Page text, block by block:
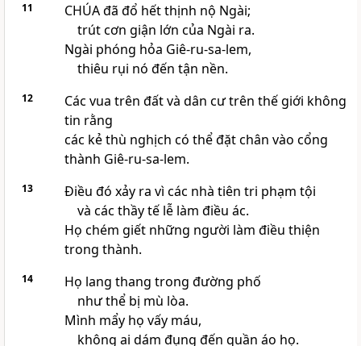
11
CHÚA đã đổ hết thịnh nộ Ngài;
trút cơn giận lớn của Ngài ra.
Ngài phóng hỏa Giê-ru-sa-lem,
thiêu rụi nó đến tận nền.
12
Các vua trên đất và dân cư trên thế giới không
tin rằng
các kẻ thù nghịch có thể đặt chân vào cổng
thành Giê-ru-sa-lem.
13
Điều đó xảy ra vì các nhà tiên tri phạm tội
và các thầy tế lễ làm điều ác.
Họ chém giết những người làm điều thiện
trong thành.
14
Họ lang thang trong đường phố
như thể bị mù lòa.
Mình mẩy họ vấy máu,
không ai dám đụng đến quần áo họ.